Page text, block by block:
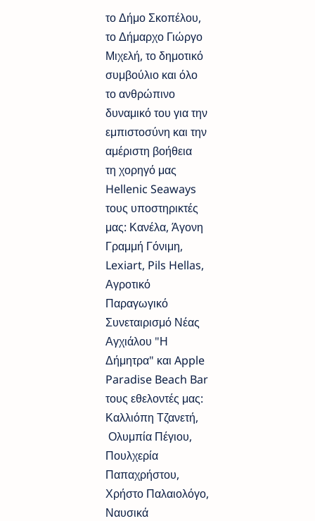
το Δήμο Σκοπέλου,
το Δήμαρχο Γιώργο
Μιχελή, το δημοτικό
συμβούλιο και όλο
το ανθρώπινο
δυναμικό του για την
εμπιστοσύνη και την
αμέριστη βοήθεια
τη χορηγό μας
Hellenic Seaways
τους υποστηρικτές
μας: Κανέλα, Άγονη
Γραμμή Γόνιμη,
Lexiart, Pils Hellas,
Αγροτικό
Παραγωγικό
Συνεταιρισμό Νέας
Αγχιάλου "Η
Δήμητρα" και Apple
Paradise Beach Bar
τους εθελοντές μας:
Καλλιόπη Τζανετή,
Ολυμπία Πέγιου,
Πουλχερία
Παπαχρήστου,
Χρήστο Παλαιολόγο,
Ναυσικά